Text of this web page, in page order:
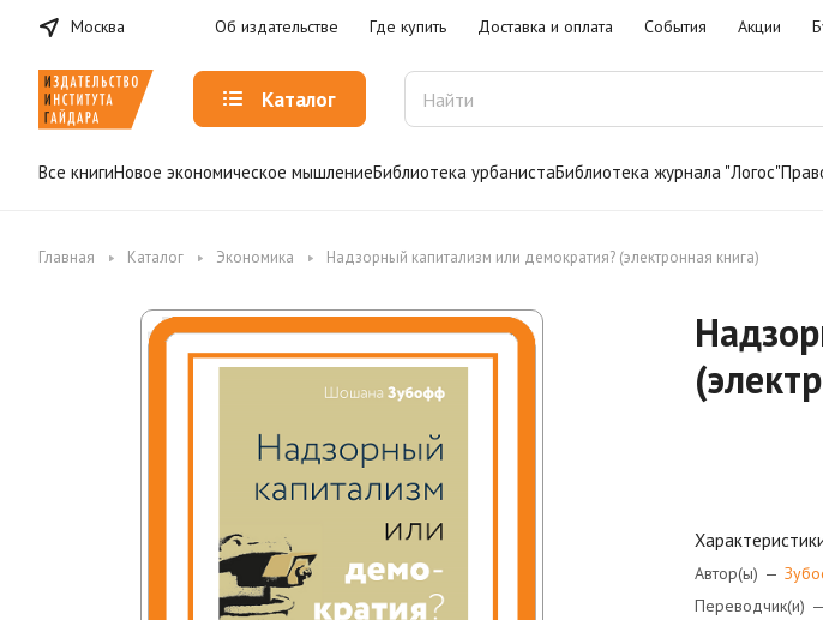
Москва Об издательстве Где купить Доставка и оплата События Акции
Каталог
Все книгиНовое экономическое мышлениеБиблиотека урбанистаБиблиотека журнала "Логос"
Главная Каталог Экономика Надзорный капитализм или демократия? (электронная книга)
Автор(ы) —
Переводчик(и) —